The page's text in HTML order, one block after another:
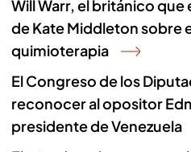
Will Warr, el británico
de Kate Middleton sobre
quimioterapia
El Congreso de los
reconocer al opositor
presidente de Venezuela